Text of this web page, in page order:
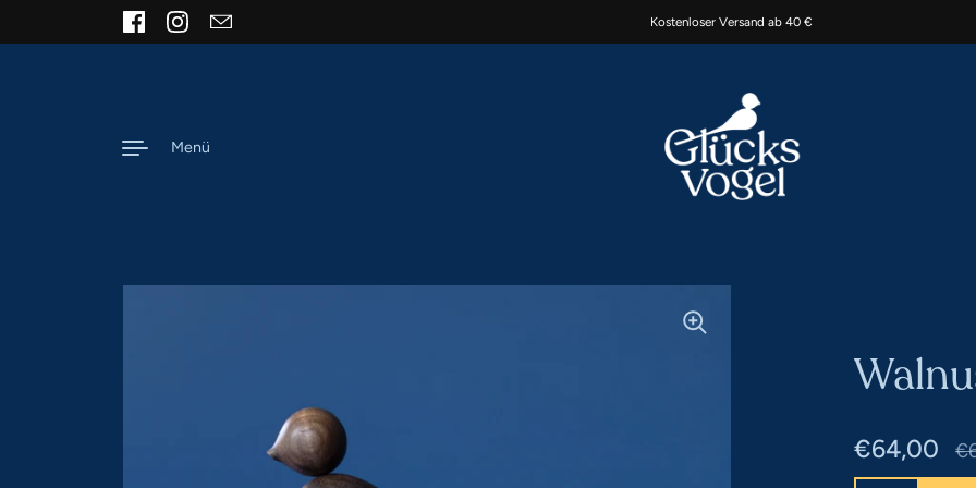
Zum Inhalt springen
FacebookInstagram
Email
Kostenloser Versand ab 40 €
Menü
Regulärer
€64,00